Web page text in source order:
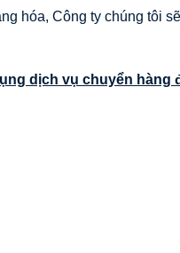
hóa, Công ty chúng tôi
dịch vụ chuyển hàng